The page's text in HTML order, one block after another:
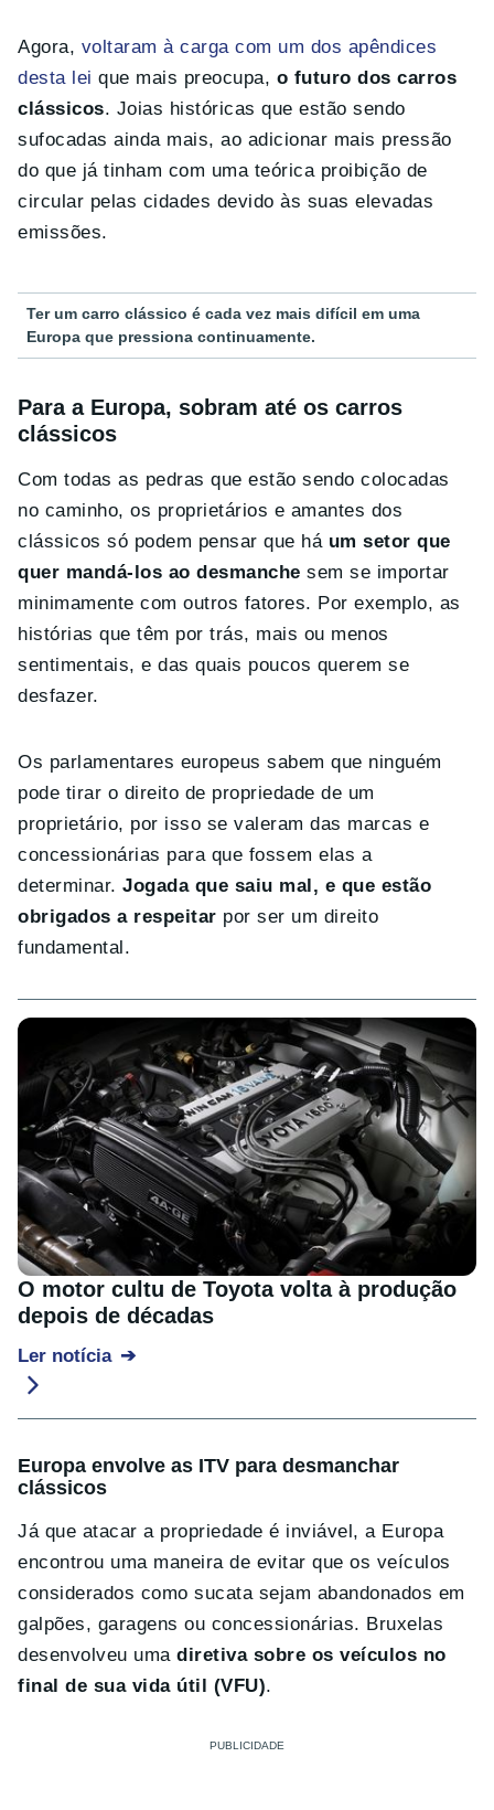
Agora, voltaram à carga com um dos apêndices
desta lei que mais preocupa, o futuro dos carros
clássicos. Joias históricas que estão sendo
sufocadas ainda mais, ao adicionar mais pressão
do que já tinham com uma teórica proibição de
circular pelas cidades devido às suas elevadas
emissões.
Ter um carro clássico é cada vez mais difícil em uma
Europa que pressiona continuamente.
Para a Europa, sobram até os carros
clássicos
Com todas as pedras que estão sendo colocadas
no caminho, os proprietários e amantes dos
clássicos só podem pensar que há um setor que
quer mandá-los ao desmanche sem se importar
minimamente com outros fatores. Por exemplo, as
histórias que têm por trás, mais ou menos
sentimentais, e das quais poucos querem se
desfazer.
Os parlamentares europeus sabem que ninguém
pode tirar o direito de propriedade de um
proprietário, por isso se valeram das marcas e
concessionárias para que fossem elas a
determinar.Jogada que saiu mal, e que estão
obrigados a respeitar por ser um direito
fundamental.
O motor cultu de Toyota volta à produção
depois de décadas
Ler notícia
Europa envolve as ITV para desmanchar
clássicos
Já que atacar a propriedade é inviável, a Europa
encontrou uma maneira de evitar que os veículos
considerados como sucata sejam abandonados em
galpões, garagens ou concessionárias. Bruxelas
desenvolveu umadiretiva sobre os veículos no
final de sua vida útil (VFU).